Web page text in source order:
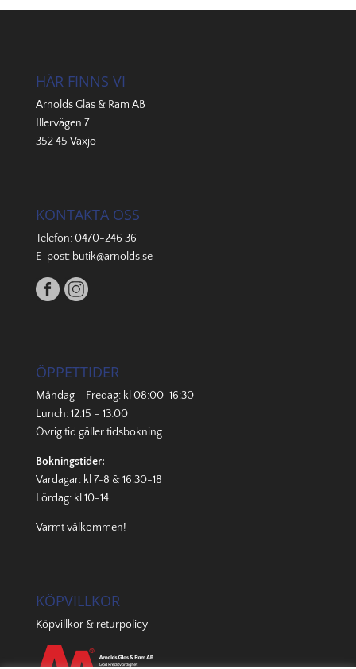
HÄR FINNS VI
Arnolds Glas & Ram AB
Illervägen 7
352 45 Växjö
KONTAKTA OSS
Telefon:0470-246 36
E-post: butik@arnolds.se
ÖPPETTIDER
Måndag – Fredag: kl 08:00-16:30
Lunch: 12:15 – 13:00
Övrig tid gällertidsbokning.
Bokningstider:
Vardagar: kl 7-8 & 16:30-18
Lördag: kl 10-14
Varmt välkommen!
KÖPVILLKOR
Köpvillkor & returpolicy